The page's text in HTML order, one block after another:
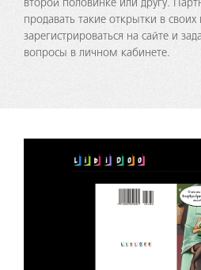
второй половинке или другу.
продавать такие открытки в
зарегистрироваться на сайте и
вопросы в личном кабинете.